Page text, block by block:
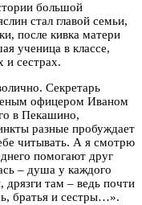
большой
стал главой семьи,
после кивка матери
ученица в классе,
и сестрах.
Секретарь
офицером Иваном
в Пекашино,
разные пробуждает
читывать. А я смотрю
помогают друг
– душа у каждого
дрязги там – ведь почти
братья и сестры…».